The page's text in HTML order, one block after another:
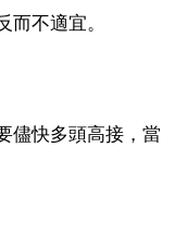
而不適宜。
儘快多頭高接，當